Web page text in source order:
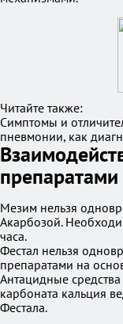
Читайте также:
Симптомы и
пневмонии, как
препаратами
Мезим нельзя
Акарбозой.
часа.
Фестал нельзя
препаратами на
Антацидные
карбоната кальция
Фестала.